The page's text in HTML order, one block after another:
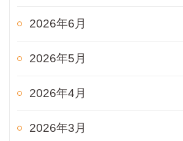
2026年6月
2026年5月
2026年4月
2026年3月